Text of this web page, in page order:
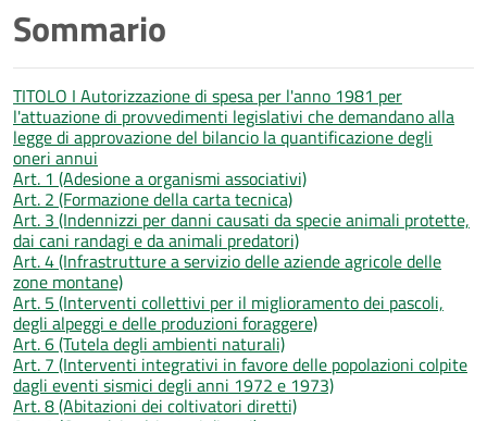
Sommario
TITOLO I Autorizzazione di spesa per l'anno 1981 per
l'attuazione di provvedimenti legislativi che demandano alla
legge di approvazione del bilancio la quantificazione degli
oneri annui
Art. 1 (Adesione a organismi associativi)
Art. 2 (Formazione della carta tecnica)
Art. 3 (Indennizzi per danni causati da specie animali protette,
dai cani randagi e da animali predatori)
Art. 4 (Infrastrutture a servizio delle aziende agricole delle
zone montane)
Art. 5 (Interventi collettivi per il miglioramento dei pascoli,
degli alpeggi e delle produzioni foraggere)
Art. 6 (Tutela degli ambienti naturali)
Art. 7 (Interventi integrativi in favore delle popolazioni colpite
dagli eventi sismici degli anni 1972 e 1973)
Art. 8 (Abitazioni dei coltivatori diretti)